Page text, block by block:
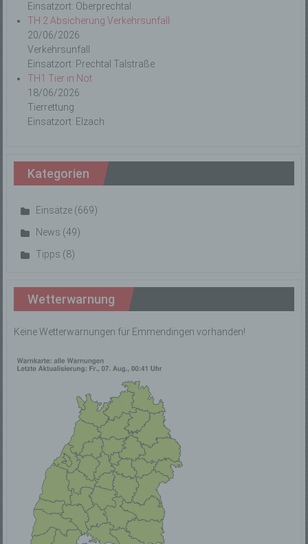
Einsatzort: Oberprechtal
TH 2 Absicherung Verkehrsunfall
20/06/2026
Verkehrsunfall
Einsatzort: Prechtal Talstraße
TH1 Tier in Not
18/06/2026
Tierrettung
Einsatzort: Elzach
Kategorien
Einsätze(669)
News (49)
Tipps (8)
Wetterwarnung
Keine Wetterwarnungen für Emmendingen vorhanden!
Person angesehen, die direkt oder indirekt,
insbesondere mittels Zuordnung zu einer Kennung
wie einem Namen, zu einer Kennnummer, zu
Standortdaten, zu einer Online-Kennung oder zu
einem oder mehreren besonderen Merkmalen, die
Ausdruck der physischen, physiologischen,
genetischen, psychischen, wirtschaftlichen,
kulturellen oder sozialen Identität dieser natürlichen
Person sind, identifiziert werden kann.
Betroffene Person ist jede identifizierte oder
identifizierbare natürliche Person, deren
personenbezogene Daten von dem für die
c) Verarbeitung
jede solche Vorgangsreihe im Zusammenhang mit
personenbezogenen Daten wie das Erheben, das
Erfassen, die Organisation, das Ordnen, die
Auslesen, das Abfragen, die Verwendung, die
eine andere Form der Bereitstellung, den Abgleich
oder die Verknüpfung, die Einschränkung, das
Löschen oder die Vernichtung.
d) Einschränkung der Verarbeitung
Einschränkung der Verarbeitung ist die Markierung
gespeicherter personenbezogener Daten mit dem
Ziel, ihre künftige Verarbeitung einzuschränken.
e) Profiling
Profiling ist jede Art der automatisierten Verarbeitung